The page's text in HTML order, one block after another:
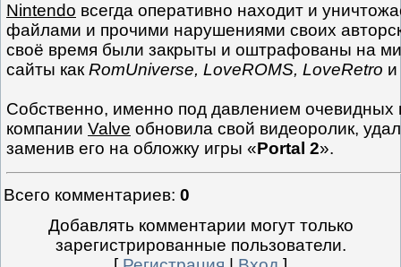
Nintendo всегда оперативно находит и
файлами и прочими нарушениями своих
своё время были закрыты и оштрафованы на
сайты какRomUniverse, LoveROMS, LoveRetro и
Собственно, именно под давлением очевидных
компании Valve обновила свой видеоролик,
заменив его на обложку игры «Portal 2».
Всего комментариев: 0
Добавлять комментарии могут только
зарегистрированные пользователи.